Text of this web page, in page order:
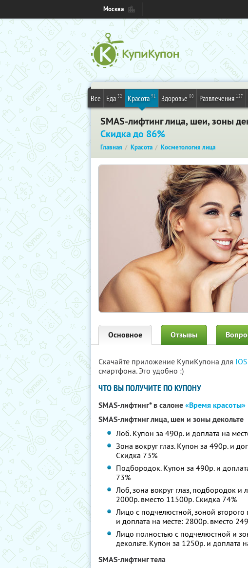
Москва
Все Еда 32 Красота 91 Здоровье 80 Развлечения 127
SMAS-лифтинг лица, шеи, зоны
Скидка до 86%
Главная Красота Косметология лица
Основное Отзывы
Скачайте приложение КупиКупона для IOS
смартфона. Это удобно :)
ЧТО ВЫ ПОЛУЧИТЕ ПО КУПОНУ
SMAS-лифтинг* в салоне«Время красоты»
SMAS-лифтинг лица, шеи и зоны декольте
Лоб. Купон за 490р. и доплата на
Зона вокруг глаз. Купон за 490р. и
Скидка 73%
Подбородок. Купон за 490р. и
73%
Лоб, зона вокруг глаз, подбородок и
2000р. вместо 11500р. Скидка 74%
Лицо с подчелюстной, зоной
и доплата на месте: 2800р. вместо
Лицо полностью с подчелюстной и
декольте. Купон за 1250р. и доплата
SMAS-лифтинг тела